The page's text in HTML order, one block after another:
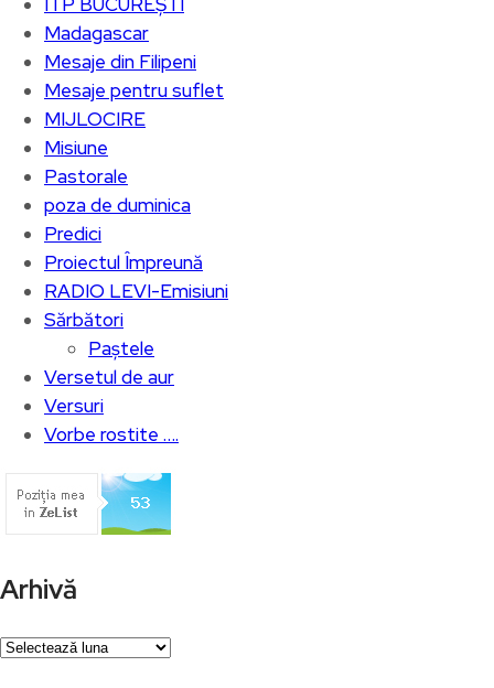
Madagascar
Mesaje din Filipeni
Mesaje pentru suflet
MIJLOCIRE
Misiune
Pastorale
poza de duminica
Predici
Proiectul Împreună
RADIO LEVI-Emisiuni
Sărbători
Paștele
Versetul de aur
Versuri
Vorbe rostite ….
Arhivă
Arhivă